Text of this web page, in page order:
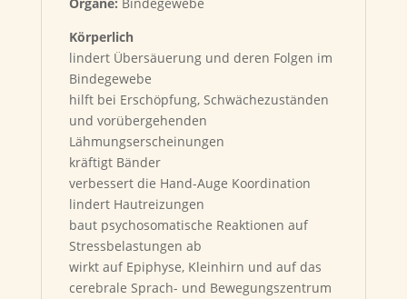
Körperlich
lindert Übersäuerung und deren Folgen im
Bindegewebe
hilft bei Erschöpfung, Schwächezuständen
und vorübergehenden
Lähmungserscheinungen
kräftigt Bänder
verbessert die Hand-Auge Koordination
lindert Hautreizungen
baut psychosomatische Reaktionen auf
Stressbelastungen ab
wirkt auf Epiphyse, Kleinhirn und auf das
cerebrale Sprach- und Bewegungszentrum